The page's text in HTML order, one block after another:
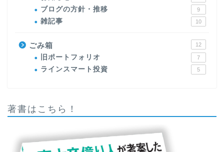
ブログの方針・推移 9
雑記事 10
ごみ箱 12
旧ポートフォリオ 7
ラインスマート投資 5
著書はこちら！